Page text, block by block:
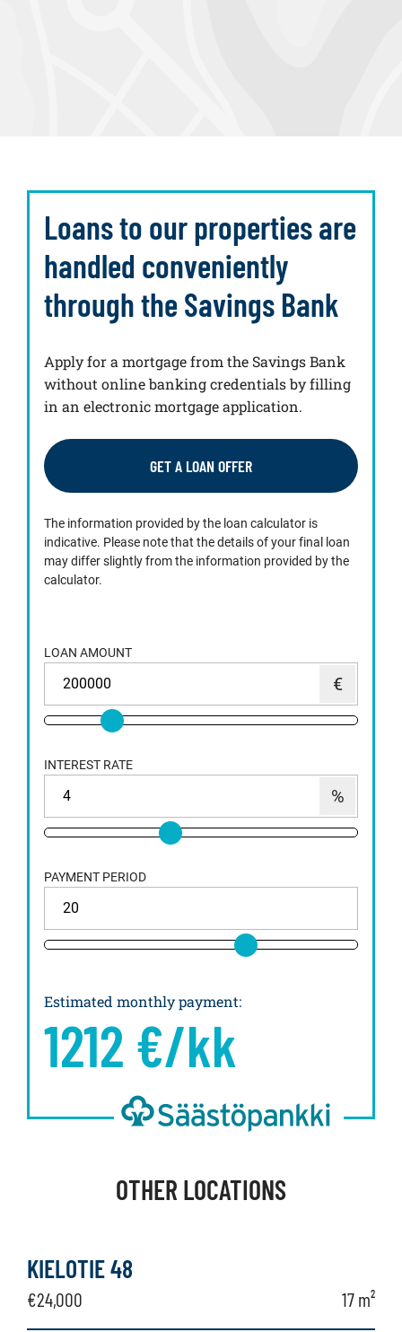
Loans to our properties are
handled conveniently
through the Savings Bank
Apply for a mortgage from the Savings Bank
without online banking credentials by filling
in an electronic mortgage application.
GET A LOAN OFFER
The information provided by the loan calculator is
indicative. Please note that the details of your final loan
may differ slightly from the information provided by the
calculator.
LOAN AMOUNT
INTEREST RATE
PAYMENT PERIOD
Estimated monthly payment:
1212 €/kk
OTHER LOCATIONS
KIELOTIE 48
€24,000 17 m²